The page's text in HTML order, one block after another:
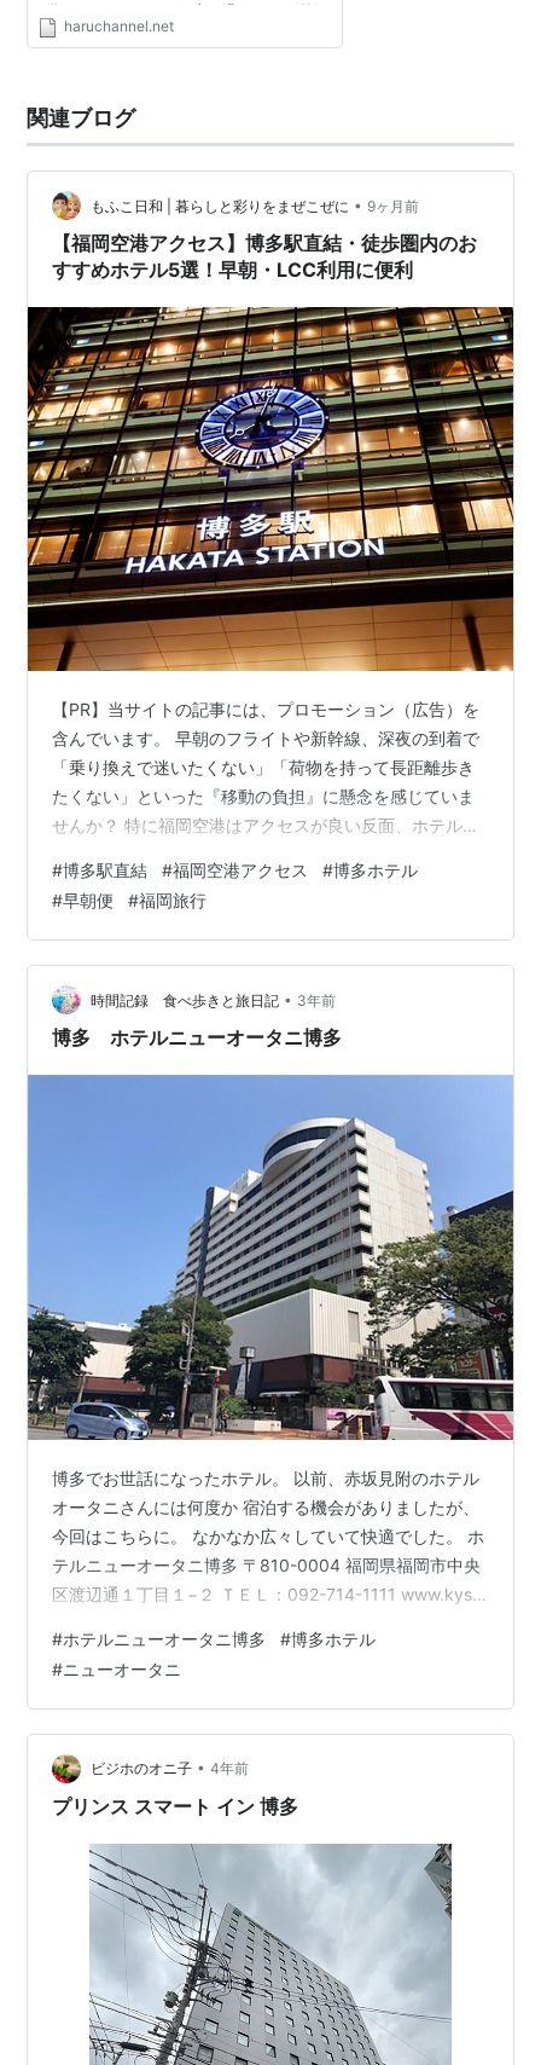
0分。 …これはさすがに言い過ぎですね(笑)
でも、博多駅の筑紫口から徒歩20秒ぐらいで
haruchannel.net
関連ブログ
もふこ日和 | 暮らしと彩りをまぜこぜに • 9ヶ月前
【福岡空港アクセス】博多駅直結・徒歩圏内のお
すすめホテル5選！早朝・LCC利用に便利
【PR】当サイトの記事には、プロモーション（広告）を
含んでいます。 早朝のフライトや新幹線、深夜の到着で
「乗り換えで迷いたくない」「荷物を持って長距離歩き
たくない」といった『移動の負担』に懸念を感じていま
せんか？ 特に福岡空港はアクセスが良い反面、ホテル選
労が残る原因になる懸念があります。 この記事では、福
岡空港へのアクセスを重視し、博多駅に直結・非常に近
く、早朝・深夜の移動の負担を軽減するホテルをおすす
め5選としてご紹介します。
#博多駅直結 #福岡空港アクセス #博多ホテル
#早朝便 #福岡旅行
時間記録 食べ歩きと旅日記 • 3年前
博多 ホテルニューオータニ博多
博多でお世話になったホテル。 以前、赤坂見附のホテル
オータニさんには何度か 宿泊する機会がありましたが、
今回はこちらに。 なかなか広々していて快適でした。 ホ
テルニューオータニ博多 〒810-0004 福岡県福岡市中央
区渡辺通１丁目１−２ ＴＥＬ：092-714-1111 www.kys-
#ホテルニューオータニ博多 #博多ホテル
#ニューオータニ
ビジホのオニ子 • 4年前
プリンス スマート イン 博多